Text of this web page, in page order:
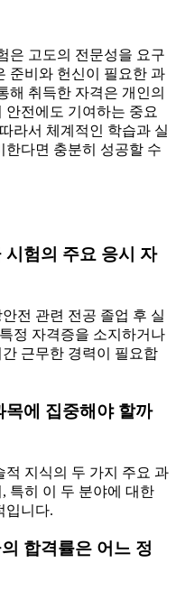
은 고도의 전문성을 요구
준비와 헌신이 필요한 과
해 취득한 자격은 개인의
안전에도 기여하는 중요
라서 체계적인 학습과 실
한다면 충분히 성공할 수
시험의 주요 응시 자
전 관련 전공 졸업 후 실
정 자격증을 소지하거나
근무한 경력이 필요합
목에 집중해야 할까
지식의 두 가지 주요 과
특히 이 두 분야에 대한
입니다.
합격률은 어느 정